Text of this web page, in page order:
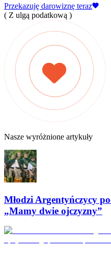
Przekazuję darowiznę teraz
( Z ulgą podatkową )
Nasze wyróżnione artykuły
Młodzi Argentyńczycy
„Mamy dwie ojczyzny”